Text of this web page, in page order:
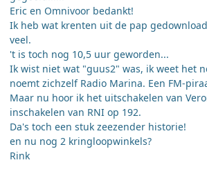
Eric en Omnivoor bedankt!
Ik heb wat krenten uit de pap
veel.
't is toch nog 10,5 uur geworden...
Ik wist niet wat "guus2" was, ik weet het
noemt zichzelf Radio Marina. Een FM-
Maar nu hoor ik het uitschakelen van
inschakelen van RNI op 192.
Da's toch een stuk zeezender historie!
en nu nog 2 kringloopwinkels?
Rink